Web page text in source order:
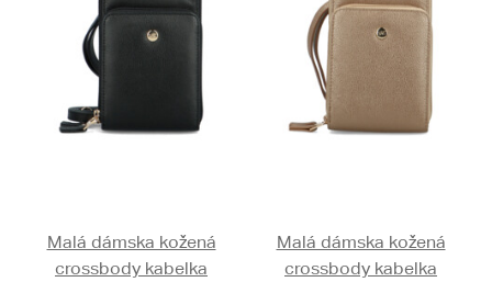
Malá dámska kožená
crossbody kabelka
Malá dámska kožená
crossbody kabelka